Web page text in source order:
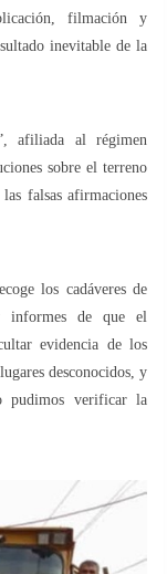
filmación y
inevitable de la
afiliada al régimen
sobre el terreno
falsas afirmaciones
los cadáveres de
informes de que el
evidencia de los
desconocidos, y
pudimos verificar la